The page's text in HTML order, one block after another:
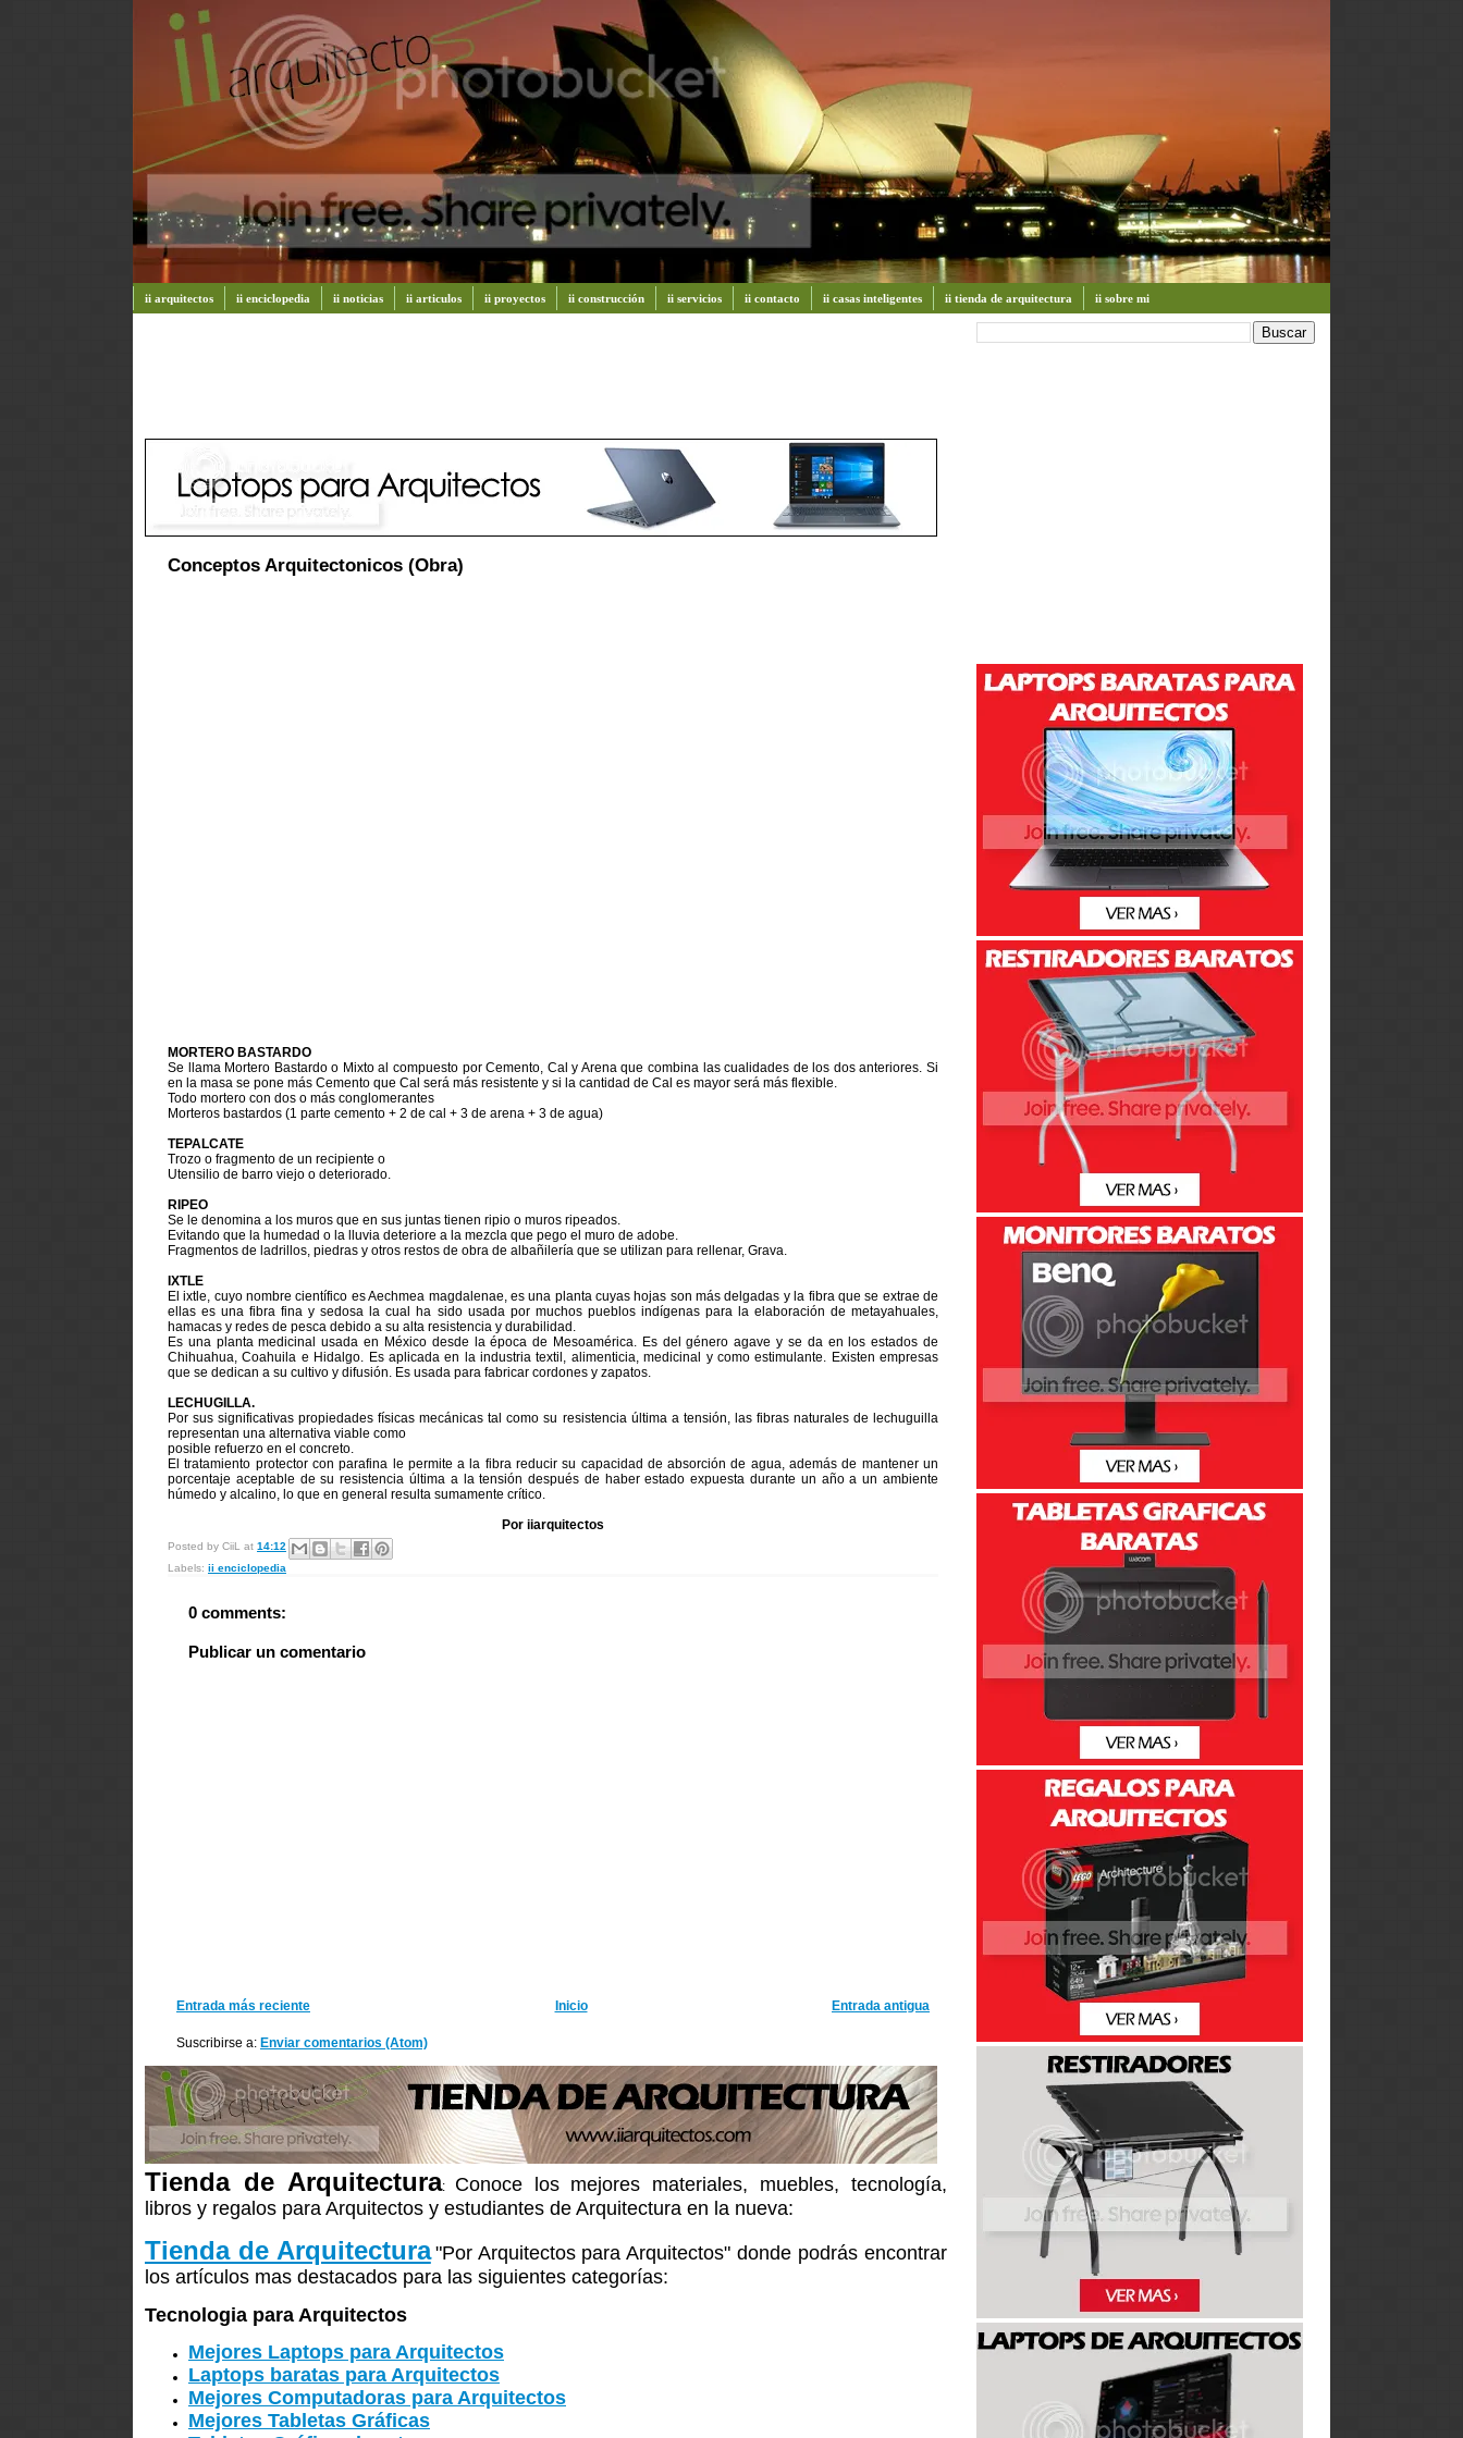
ii arquitectos ii enciclopedia ii noticias ii articulos ii proyectos ii construcción ii servicios ii contacto ii casas inteligentes ii tienda de arquitectura ii sobre mi
Conceptos Arquitectonicos (Obra)
MORTERO BASTARDO
Se llama Mortero Bastardo o Mixto al compuesto por Cemento, Cal y Arena que combina las cualidades de los dos anteriores. Si
en la masa se pone más Cemento que Cal será más resistente y si la cantidad de Cal es mayor será más flexible.
Todo mortero con dos o más conglomerantes
Morteros bastardos (1 parte cemento + 2 de cal + 3 de arena + 3 de agua)
TEPALCATE
Trozo o fragmento de un recipiente o
Utensilio de barro viejo o deteriorado.
RIPEO
Se le denomina a los muros que en sus juntas tienen ripio o muros ripeados.
Evitando que la humedad o la lluvia deteriore a la mezcla que pego el muro de adobe.
Fragmentos de ladrillos, piedras y otros restos de obra de albañilería que se utilizan para rellenar, Grava.
IXTLE
El ixtle, cuyo nombre científico es Aechmea magdalenae, es una planta cuyas hojas son más delgadas y la fibra que se extrae de
ellas es una fibra fina y sedosa la cual ha sido usada por muchos pueblos indígenas para la elaboración de metayahuales,
hamacas y redes de pesca debido a su alta resistencia y durabilidad.
Es una planta medicinal usada en México desde la época de Mesoamérica. Es del género agave y se da en los estados de
Chihuahua, Coahuila e Hidalgo. Es aplicada en la industria textil, alimenticia, medicinal y como estimulante. Existen empresas
que se dedican a su cultivo y difusión. Es usada para fabricar cordones y zapatos.
LECHUGILLA.
Por sus significativas propiedades físicas mecánicas tal como su resistencia última a tensión, las fibras naturales de lechuguilla
representan una alternativa viable como
posible refuerzo en el concreto.
El tratamiento protector con parafina le permite a la fibra reducir su capacidad de absorción de agua, además de mantener un
porcentaje aceptable de su resistencia última a la tensión después de haber estado expuesta durante un año a un ambiente
húmedo y alcalino, lo que en general resulta sumamente crítico.
Por iiarquitectos
Posted by CiiL at 14:12
Labels: ii enciclopedia
0 comments:
Publicar un comentario
Entrada más reciente Entrada antigua
Inicio
Suscribirse a: Enviar comentarios (Atom)
Tienda de Arquitectura: Conoce los mejores materiales, muebles, tecnología,
libros y regalos para Arquitectos y estudiantes de Arquitectura en la nueva:
Tienda de Arquitectura "Por Arquitectos para Arquitectos" donde podrás encontrar
los artículos mas destacados para las siguientes categorías:
Tecnologia para Arquitectos
Mejores Laptops para Arquitectos
Laptops baratas para Arquitectos
Mejores Computadoras para Arquitectos
Mejores Tabletas Gráficas